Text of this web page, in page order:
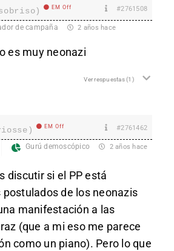
EM Off #2761508
de campaña 2 años hace
es muy neonazi
Ver respuestas(1)
EM Off #2761462
Gurú demoscópico 2 años hace
discutir si el PP está
de los neonazis
manifestación a las
(que a mi eso me parece
como un piano). Pero lo que